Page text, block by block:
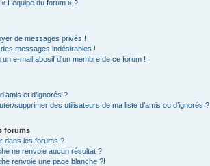
L’équipe du forum » ?
de messages privés !
messages indésirables !
un e-mail abusif d’un membre de ce forum !
et d’ignorés ?
supprimer des utilisateurs de ma liste d’amis ou d’ignorés ?
forums
dans les forums ?
ne renvoie aucun résultat ?
renvoie une page blanche ?!